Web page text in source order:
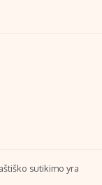
sutikimo yra